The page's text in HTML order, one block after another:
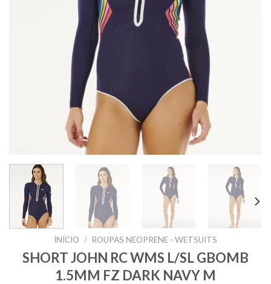
INÍCIO / ROUPAS NEOPRENE - WETSUITS
SHORT JOHN RC WMS L/SL GBOMB
1.5MM FZ DARK NAVY M